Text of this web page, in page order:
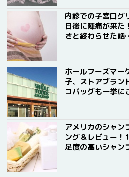
内診での子宮口グ
日後に陣痛が来た
さと終わらせた話
ホールフーズマー
子、ストアブラン
コバッグも一挙に
アメリカのシャン
ング＆レビュー
足度の高いシャン